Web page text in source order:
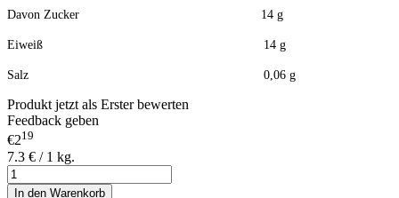
Davon Zucker 14 g
Eiweiß 14 g
Salz 0,06 g
Produkt jetzt als Erster bewerten
Feedback geben
€219
7.3 € / 1 kg.
In den Warenkorb